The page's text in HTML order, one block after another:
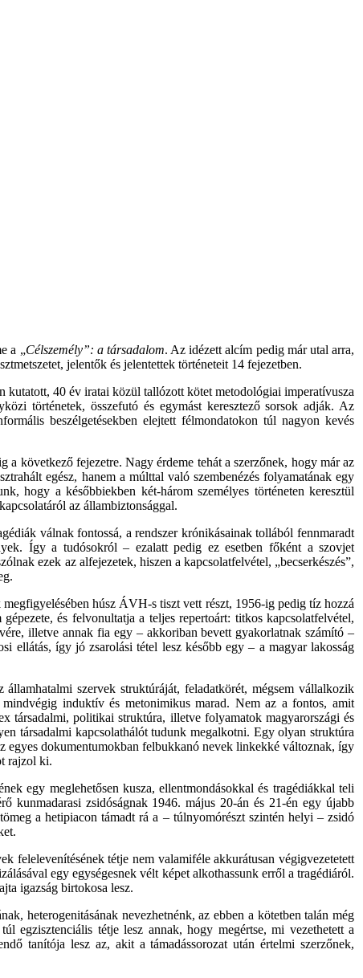
a „Célszemély”: a társadalom. Az idézett alcím pedig már utal arra,
, jelentők és jelentettek történeteit 14 fejezetben.
kutatott, 40 év iratai közül tallózott kötet metodológiai imperatívusza
történetek,összefutó és egymást keresztező sorsok adják. Az
beszélgetésekben elejtett félmondatokon túl nagyon kevés
a következő fejezetre.Nagy érdeme tehátaszerzőnek, hogy már az
egész, hanema múlttal való szembenézés folyamatának egy
, hogy a későbbiekben két-három személyes történeten keresztül
kapcsolatáról az állambiztonsággal.
válnak fontossá, a rendszer krónikásainak tollából fennmaradt
Ígya tudósokról – ezalattpedig ez esetben főkénta szovjet
ezek azalfejezetek, hiszen a kapcsolatfelvétel, „becserkészés”,
húsz ÁVH-s tiszt vett részt, 1956-ig pedigtíz hozzá
gépezete,és felvonultatja a teljes repertoárt: titkos kapcsolatfelvétel,
illetve annak fia egy– akkoriban bevett gyakorlatnak számító –
ellátás, így jó zsarolási tétel lesz későbbegy – a magyar lakosság
szervek struktúráját, feladatkörét, mégsem vállalkozik
mindvégig induktív és metonimikus marad. Nem az a fontos, amit
társadalmi, politikai struktúra, illetve folyamatok magyarországi és
társadalmi kapcsolathálót tudunk megalkotni. Egy olyan struktúra
egyes dokumentumokban felbukkanó nevek linkekké változnak, így
rajzol ki.
egy meglehetősen kusza, ellentmondásokkal és tragédiákkal teli
kunmadarasi zsidóságnak 1946. május 20-án és 21-én egy újabb
a hetipiacon támadt rá a – túlnyomórészt szintén helyi – zsidó
felelevenítésének tétje nem valamiféle akkurátusan végigvezetetett
egy egységesnek vélt képet alkothassunk erről a tragédiáról.
igazság birtokosa lesz.
heterogenitásának nevezhetnénk, az ebben a kötetben talán még
egzisztenciális tétje lesz annak, hogy megértse, mi vezethetett a
tanítója lesz az, akit a támadássorozat után értelmi szerzőnek,